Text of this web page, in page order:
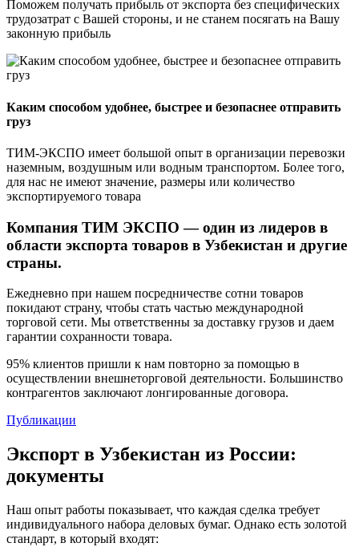
Поможем получать прибыль от экспорта без специфических
трудозатрат с Вашей стороны, и не станем посягать на Вашу
законную прибыль
Каким способом удобнее, быстрее и безопаснее отправить
груз
ТИМ-ЭКСПО имеет большой опыт в организации перевозки
наземным, воздушным или водным транспортом. Более того,
для нас не имеют значение, размеры или количество
экспортируемого товара
Компания ТИМ ЭКСПО — один из лидеров в
области экспорта товаров в Узбекистан и другие
страны.
Ежедневно при нашем посредничестве сотни товаров
покидают страну, чтобы стать частью международной
торговой сети. Мы ответственны за доставку грузов и даем
гарантии сохранности товара.
95% клиентов пришли к нам повторно за помощью в
осуществлении внешнеторговой деятельности. Большинство
контрагентов заключают лонгированные договора.
Публикации
Экспорт в Узбекистан из России:
документы
Наш опыт работы показывает, что каждая сделка требует
индивидуального набора деловых бумаг. Однако есть золотой
стандарт, в который входят: